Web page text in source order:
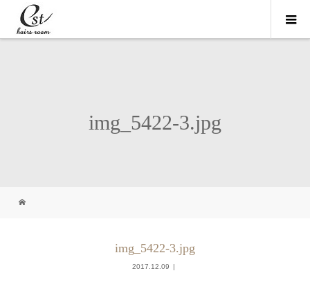
img_5422-3.jpg
img_5422-3.jpg
2017.12.09